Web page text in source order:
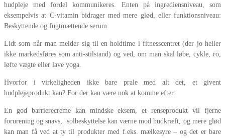
hudpleje med fordel kommunikeres. Enten på ingrediensniveau, som
eksempelvis at C-vitamin bidrager med mere glød, eller funktionsniveau:
Beskyttende og fugtmættende serum.
Lidt som når man melder sig til en holdtime i fitnesscentret (der jo heller
ikke markedsføres som anti-stilstand) og ved, om man skal løbe, cykle, ro,
løfte vægte eller lave yoga.
Hvorfor i virkeligheden ikke bare prale med alt det, et givent
hudplejeprodukt kan? For der kan være nok at komme efter:
En god barrierecreme kan mindske eksem, et renseprodukt vil fjerne
forurening og snavs, solbeskyttelse kan værne mod hudkræft, og mere glød
kan man få ved at ty til produkter med f.eks. mælkesyre – og det er bare